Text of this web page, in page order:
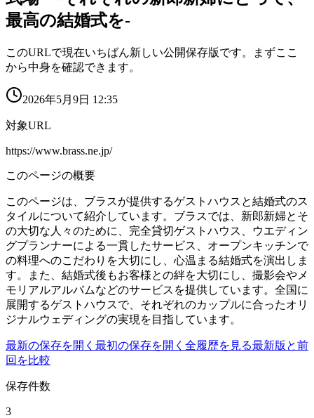
最高の結婚式を-
このURLで現在いちばん新しい公開保存版です。まずここ
から中身を確認できます。
2026年5月9日 12:35
対象URL
https://www.brass.ne.jp/
このページの概要
このページは、ブラスが提供するゲストハウスと結婚式のス
タイルについて紹介しています。ブラスでは、新郎新婦とそ
の大切な人々のために、完全貸切ゲストハウス、ウエディン
グプランナーによる一貫したサービス、オープンキッチンで
の料理へのこだわりを大切にし、心温まる結婚式を演出しま
す。また、結婚式後もお客様との絆を大切にし、撮影会やメ
モリアルアルバムなどのサービスを提供しています。全国に
展開するゲストハウスで、それぞれのカップルに合ったオリ
ジナルウェディングの実現を目指しています。
最新の保存を開く 最初の保存を開く 全履歴を見る最新版と前
回を比較
保存件数
3